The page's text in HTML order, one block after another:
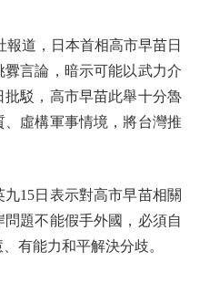
道，日本首相高市早苗日
言論，暗示可能以武力介
批駁，高市早苗此舉十分魯
虛構軍事情境，將台灣推
15日表示對高市早苗相關
題不能假手外國，必須自
有能力和平解決分歧。